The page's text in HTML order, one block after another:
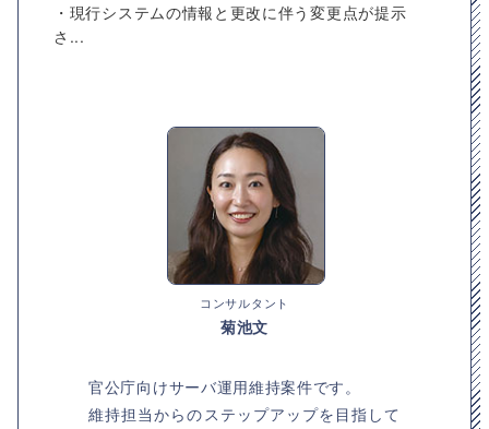
・現行システムの情報と更改に伴う変更点が提示
さ...
コンサルタント
菊池文
官公庁向けサーバ運用維持案件です。
維持担当からのステップアップを目指して